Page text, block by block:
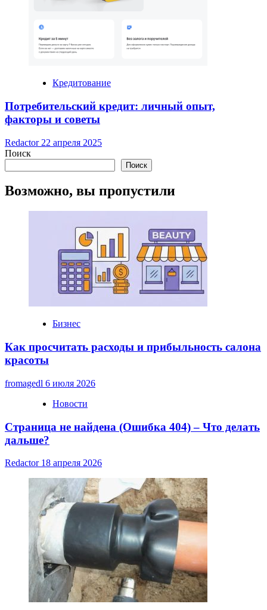
Кредитование
Потребительский кредит: личный опыт,
факторы и советы
Redactor 22 апреля 2025
Поиск
Поиск
Возможно, вы пропустили
Бизнес
Как просчитать расходы и прибыльность салона
красоты
fromagedl 6 июля 2026
Новости
Страница не найдена (Ошибка 404) – Что делать
дальше?
Redactor 18 апреля 2026